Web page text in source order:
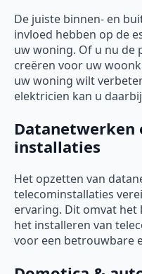
De juiste binnen- en
invloed hebben op de
uw woning. Of u nu
creëren voor uw
uw woning wilt
elektricien kan u
Datanetwerken
installaties
Het opzetten van
telecominstallaties
ervaring. Dit omvat het
het installeren van
voor een betrouwbare